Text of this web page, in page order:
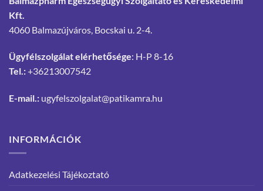
Kft.
4060 Balmazújváros, Bocskai u. 2-4.
Ügyfélszolgálat elérhetősége: H-P 8-16
Tel.:+36213007542
E-mail.: ugyfelszolgalat@patikamra.hu
INFORMÁCIÓK
Adatkezelési Tájékoztató